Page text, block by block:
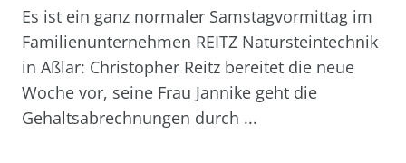
Es ist ein ganz normaler Samstagvormittag im
Familienunternehmen REITZ Natursteintechnik
in Aßlar: Christopher Reitz bereitet die neue
Woche vor, seine Frau Jannike geht die
Gehaltsabrechnungen durch ...